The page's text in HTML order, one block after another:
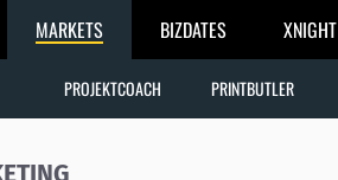
MARKETS BIZDATES XNIGHT
PROJEKTCOACH PRINTBUTLER